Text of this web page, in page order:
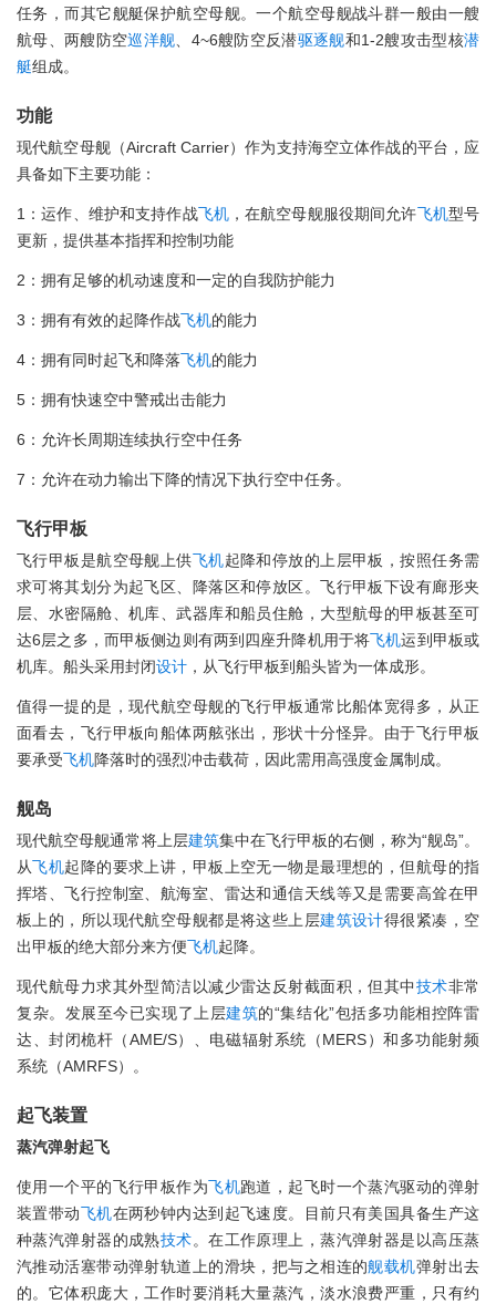
任务，而其它舰艇保护航空母舰。一个航空母舰战斗群一般由一艘
航母、两艘防空巡洋舰 、4~6艘防空反潜驱逐舰和1-2艘攻击型核潜
艇组成。
功能
现代航空母舰（Aircraft Carrier）作为支持海空立体作战的平台，应
具备如下主要功能：
1：运作、维护和支持作战飞机，在航空母舰服役期间允许飞机型号
更新，提供基本指挥和控制功能
2：拥有足够的机动速度和一定的自我防护能力
3：拥有有效的起降作战飞机的能力
4：拥有同时起飞和降落飞机的能力
5：拥有快速空中警戒出击能力
6：允许长周期连续执行空中任务
7：允许在动力输出下降的情况下执行空中任务。
飞行甲板
飞行甲板是航空母舰上供飞机起降和停放的上层甲板，按照任务需
求可将其划分为起飞区、降落区和停放区。飞行甲板下设有廊形夹
层、水密隔舱、机库、武器库和船员住舱，大型航母的甲板甚至可
达6层之多，而甲板侧边则有两到四座升降机用于将飞机运到甲板或
机库。船头采用封闭设计 ，从飞行甲板到船头皆为一体成形。
值得一提的是，现代航空母舰的飞行甲板通常比船体宽得多，从正
面看去，飞行甲板向船体两舷张出，形状十分怪异。由于飞行甲板
要承受飞机降落时的强烈冲击载荷，因此需用高强度金属制成。
舰岛
现代航空母舰通常将上层建筑集中在飞行甲板的右侧，称为“舰岛”。
从飞机起降的要求上讲，甲板上空无一物是最理想的，但航母的指
挥塔、飞行控制室、航海室、雷达和通信天线等又是需要高耸在甲
板上的，所以现代航空母舰都是将这些上层建筑设计得很紧凑，空
出甲板的绝大部分来方便飞机起降。
现代航母力求其外型简洁以减少雷达反射截面积，但其中技术非常
复杂。发展至今已实现了上层建筑的“集结化”包括多功能相控阵雷
达、封闭桅杆（AME/S）、电磁辐射系统（MERS）和多功能射频
系统（AMRFS）。
起飞装置
蒸汽弹射起飞
使用一个平的飞行甲板作为飞机跑道，起飞时一个蒸汽驱动的弹射
装置带动飞机在两秒钟内达到起飞速度。目前只有美国具备生产这
种蒸汽弹射器的成熟技术。在工作原理上，蒸汽弹射器是以高压蒸
汽推动活塞带动弹射轨道上的滑块，把与之相连的舰载机弹射出去
的。它体积庞大，工作时要消耗大量蒸汽，淡水浪费严重，只有约